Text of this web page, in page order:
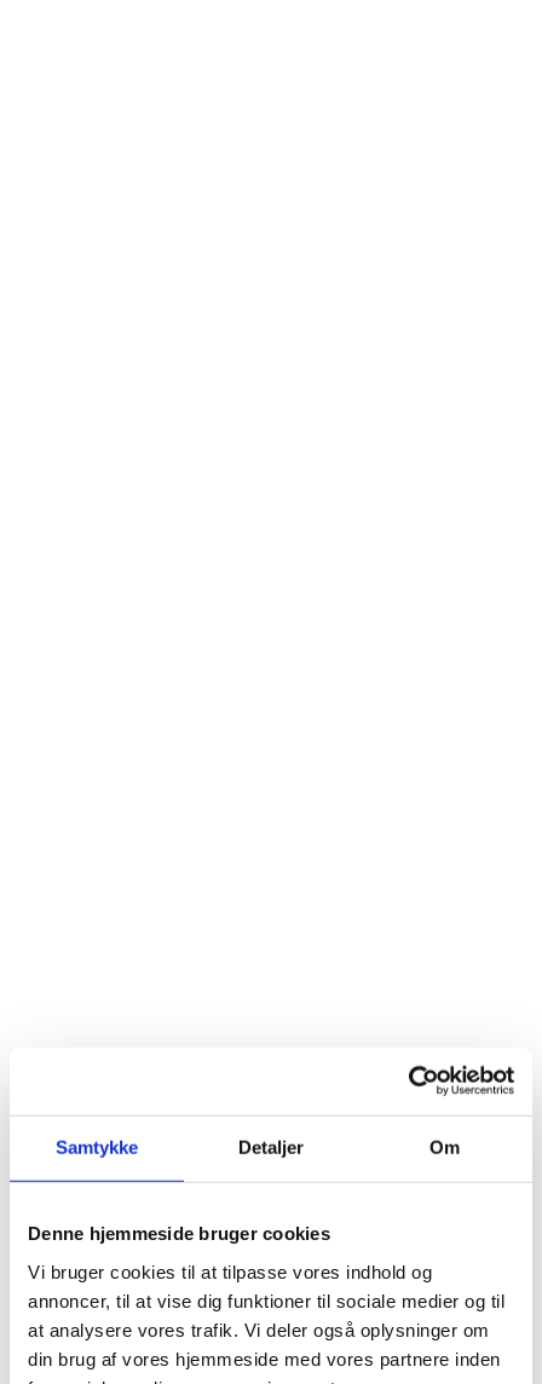
Samtykke Detaljer Om
Denne hjemmeside bruger cookies
Vi bruger cookies til at tilpasse vores indhold og
annoncer, til at vise dig funktioner til sociale medier og til
at analysere vores trafik. Vi deler også oplysninger om
din brug af vores hjemmeside med vores partnere inden